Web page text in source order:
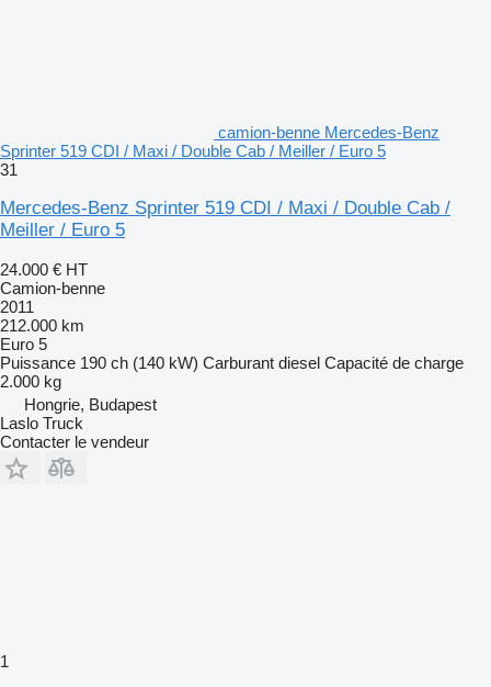
camion-benne Mercedes-Benz
Sprinter 519 CDI / Maxi / Double Cab / Meiller / Euro 5
31
Mercedes-Benz Sprinter 519 CDI / Maxi / Double Cab /
Meiller / Euro 5
24.000 € HT
Camion-benne
2011
212.000 km
Euro 5
Puissance 190 ch (140 kW) Carburant diesel Capacité de charge
2.000 kg
Hongrie, Budapest
Laslo Truck
Contacter le vendeur
1